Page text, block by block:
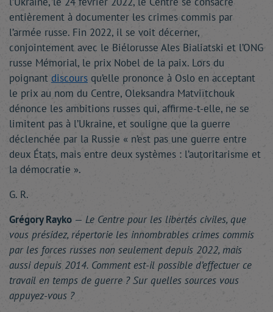
entièrement à documenter les crimes commis par
l’armée russe. Fin 2022, il se voit décerner,
conjointement avec le Biélorusse Ales Bialiatski et l’ONG
russe Mémorial, le prix Nobel de la paix. Lors du
poignant discours qu’elle prononce à Oslo en acceptant
le prix au nom du Centre, Oleksandra Matviïtchouk
dénonce les ambitions russes qui, affirme-t-elle, ne se
limitent pas à l’Ukraine, et souligne que la guerre
déclenchée par la Russie « n’est pas une guerre entre
deux États, mais entre deux systèmes : l’autoritarisme et
la démocratie ».
G. R.
Grégory Rayko — Le Centre pour les libertés civiles, que
vous présidez, répertorie les innombrables crimes commis
par les forces russes non seulement depuis 2022, mais
aussi depuis 2014. Comment est-il possible d’effectuer ce
travail en temps de guerre ? Sur quelles sources vous
appuyez-vous ?